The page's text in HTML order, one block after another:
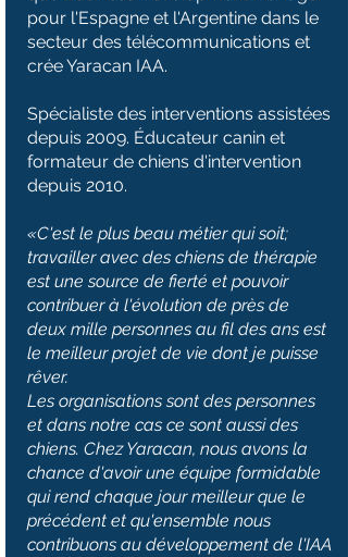
pour l'Espagne et l'Argentine dans le
secteur des télécommunications et
crée Yaracan IAA.
Spécialiste des interventions assistées
depuis 2009. Éducateur canin et
formateur de chiens d'intervention
depuis 2010.
«C'est le plus beau métier qui soit;
travailler avec des chiens de thérapie
est une source de fierté et pouvoir
contribuer à l'évolution de près de
deux mille personnes au fil des ans est
le meilleur projet de vie dont je puisse
rêver.
Les organisations sont des personnes
et dans notre cas ce sont aussi des
chiens. Chez Yaracan, nous avons la
chance d'avoir une équipe formidable
qui rend chaque jour meilleur que le
précédent et qu'ensemble nous
contribuons au développement de l'IAA